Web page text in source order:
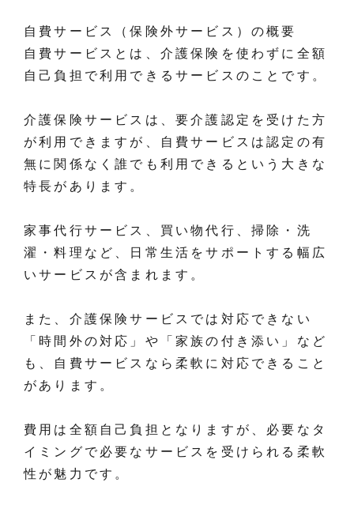
自費サービス（保険外サービス）の概要
自費サービスとは、介護保険を使わずに全額
自己負担で利用できるサービスのことです。
介護保険サービスは、要介護認定を受けた方
が利用できますが、自費サービスは認定の有
無に関係なく誰でも利用できるという大きな
特長があります。
家事代行サービス、買い物代行、掃除・洗
濯・料理など、日常生活をサポートする幅広
いサービスが含まれます。
また、介護保険サービスでは対応できない
「時間外の対応」や「家族の付き添い」など
も、自費サービスなら柔軟に対応できること
があります。
費用は全額自己負担となりますが、必要なタ
イミングで必要なサービスを受けられる柔軟
性が魅力です。